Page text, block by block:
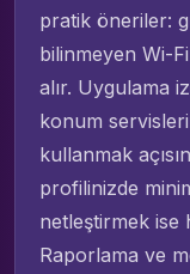
pratik öneriler:
bilinmeyen Wi-
alır. Uygulama
konum
kullanmak
profilinizde
netleştirmek ise
Raporlama ve